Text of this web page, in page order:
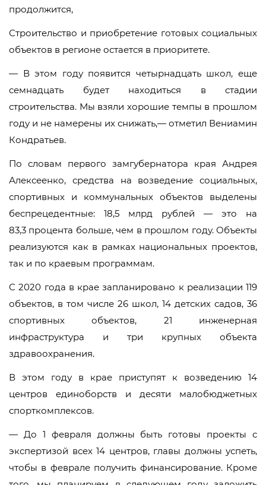
продолжится,
Строительство и приобретение готовых социальных
объектов в регионе остается в приоритете.
— В этом году появится четырнадцать школ, еще
семнадцать будет находиться в стадии
строительства. Мы взяли хорошие темпы в прошлом
году и не намерены их снижать,— отметил Вениамин
Кондратьев.
По словам первого замгубернатора края Андрея
Алексеенко, средства на возведение социальных,
спортивных и коммунальных объектов выделены
беспрецедентные: 18,5 млрд рублей — это на
83,3 процента больше, чем в прошлом году. Объекты
реализуются как в рамках национальных проектов,
так и по краевым программам.
С 2020 года в крае запланировано к реализации 119
объектов, в том числе 26 школ, 14 детских садов, 36
спортивных объектов, 21 инженерная
инфраструктура и три крупных объекта
здравоохранения.
В этом году в крае приступят к возведению 14
центров единоборств и десяти малобюджетных
спорткомплексов.
— До 1 февраля должны быть готовы проекты с
экспертизой всех 14 центров, главы должны успеть,
чтобы в феврале получить финансирование. Кроме